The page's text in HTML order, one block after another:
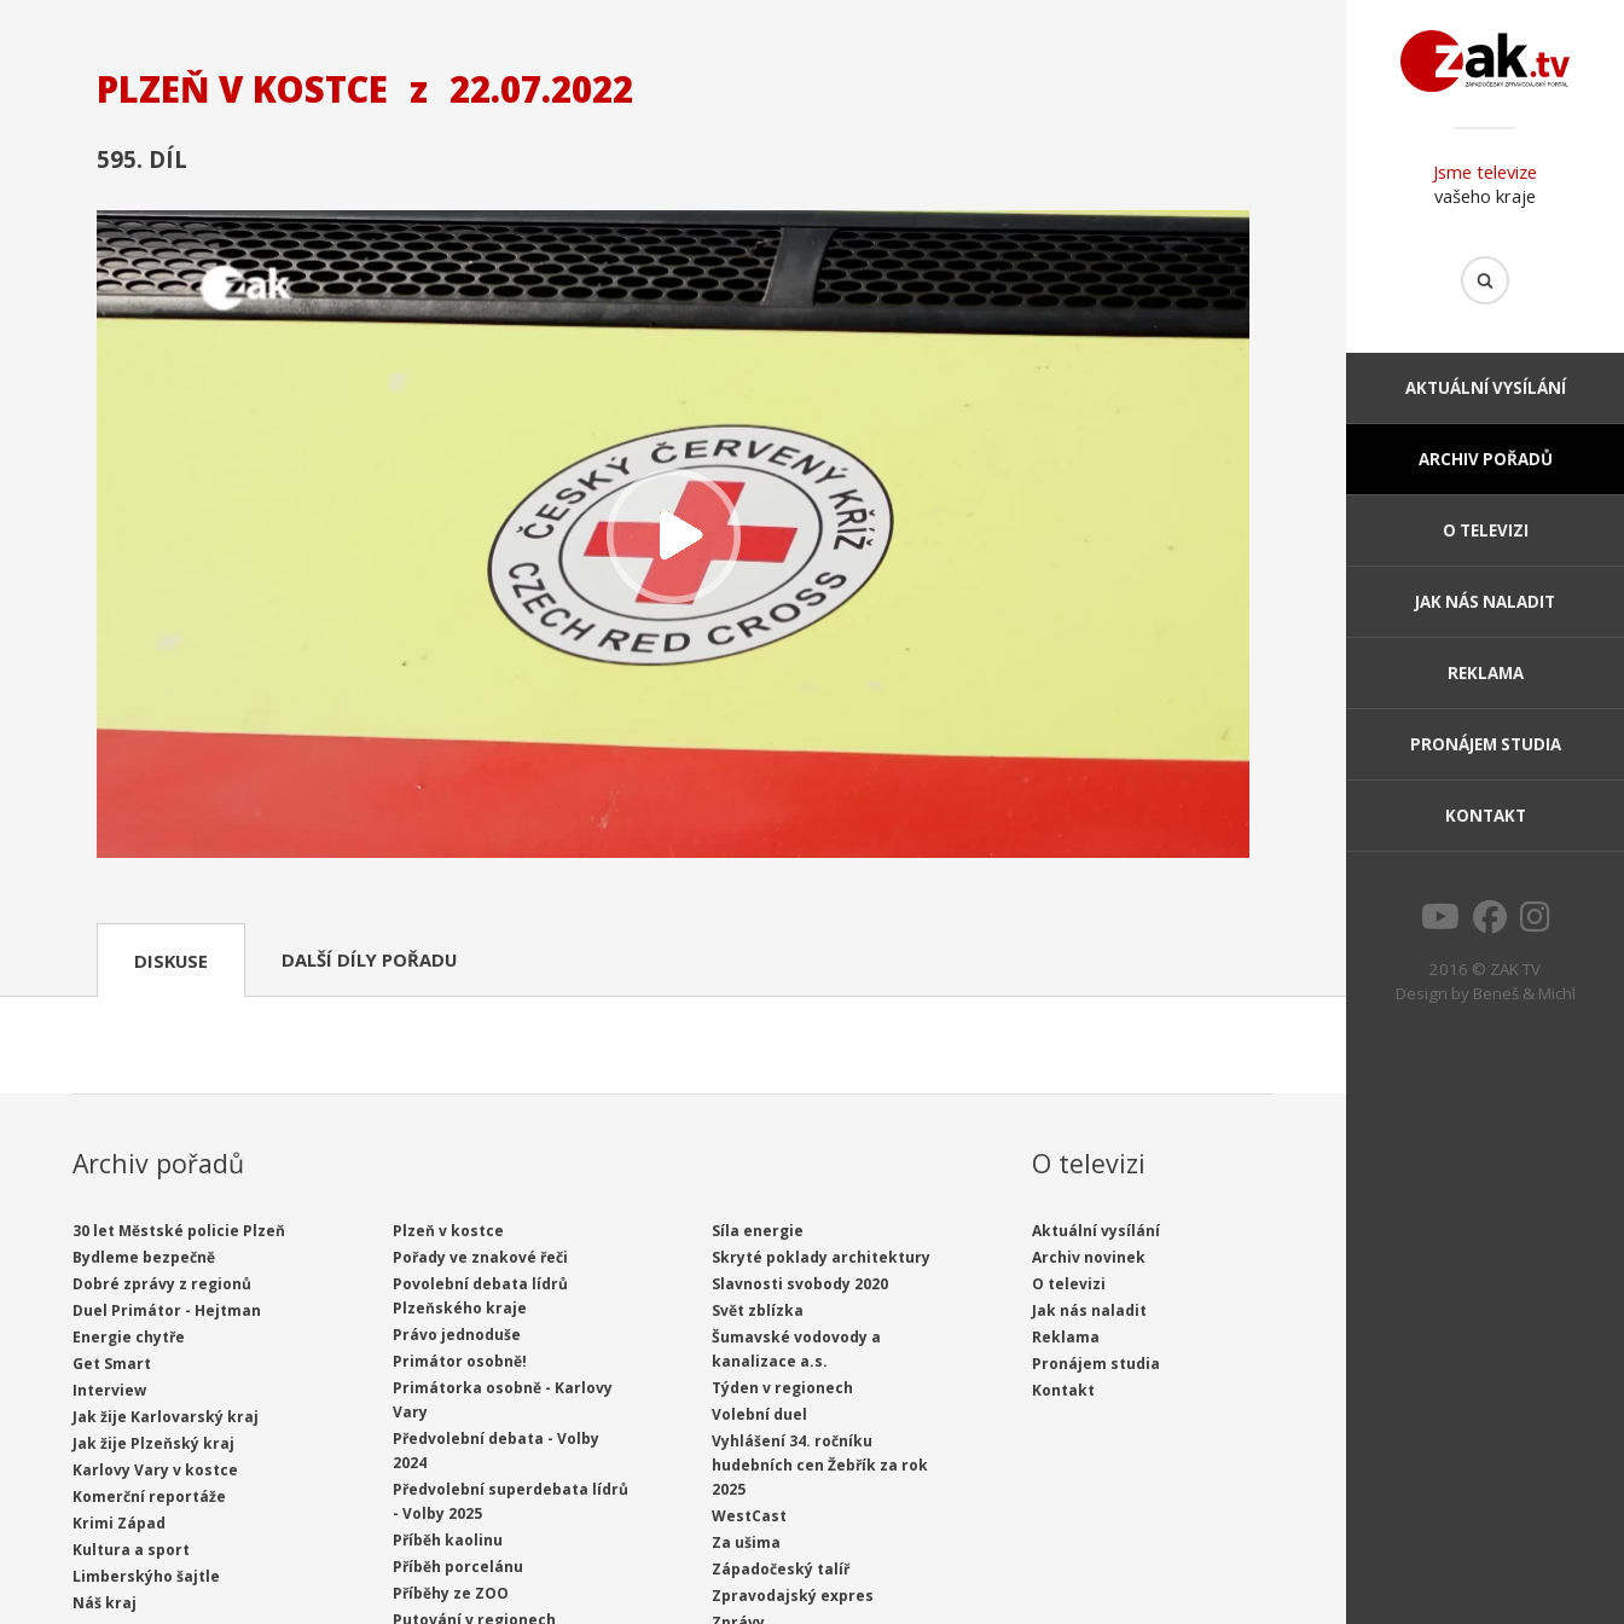
Jsme televize
vašeho kraje
AKTUÁLNÍ VYSÍLÁNÍ
ARCHIV POŘADŮ
O TELEVIZI
JAK NÁS NALADIT
REKLAMA
PRONÁJEM STUDIA
KONTAKT
2016 © ZAK TV
Design by Beneš & Michl
PLZEŇ V KOSTCE z 22.07.2022
595. DÍL
DISKUSE DALŠÍ DÍLY POŘADU
Archiv pořadů
30 let Městské policie Plzeň
Bydleme bezpečně
Dobré zprávy z regionů
Duel Primátor - Hejtman
Energie chytře
Get Smart
Interview
Jak žije Karlovarský kraj
Jak žije Plzeňský kraj
Karlovy Vary v kostce
Komerční reportáže
Krimi Západ
Kultura a sport
Limberskýho šajtle
Náš kraj
Plzeň v kostce
Pořady ve znakové řeči
Povolební debata lídrů
Plzeňského kraje
Právo jednoduše
Primátor osobně!
Primátorka osobně - Karlovy
Vary
Předvolební debata - Volby
2024
Předvolební superdebata lídrů
- Volby 2025
Příběh kaolinu
Příběh porcelánu
Příběhy ze ZOO
Síla energie
Skryté poklady architektury
Slavnosti svobody 2020
Svět zblízka
Šumavské vodovody a
kanalizace a.s.
Týden v regionech
Volební duel
Vyhlášení 34. ročníku
hudebních cen Žebřík za rok
2025
WestCast
Za ušima
Západočeský talíř
Zpravodajský expres
O televizi
Aktuální vysílání
Archiv novinek
O televizi
Jak nás naladit
Reklama
Pronájem studia
Kontakt